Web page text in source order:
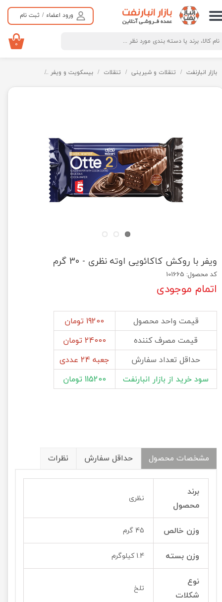
ورود اعضاء / ثبت نام
حساب کاربری من
تغییر گذر واژه
سفارشات
خروج از حساب کاربری
۰
بازار انبارنفت تنقلات و شیرینی تنقلات بیسکویت و ویفر
ویفر با روکش کاکائویی اوته نظری - 30 گرم
کد محصول: 101665
اتمام موجودی
قیمت واحد محصول
19200 تومان
قیمت مصرف کننده
24000 تومان
حداقل تعداد سفارش
جعبه 24 عددی
سود خرید از بازار انبارنفت
115200 تومان
مشخصات محصول حداقل سفارش نظرات
برند
محصول
نظری
وزن خالص 45 گرم
وزن بسته 1.4 کیلوگرم
نوع
شکلات
تلخ